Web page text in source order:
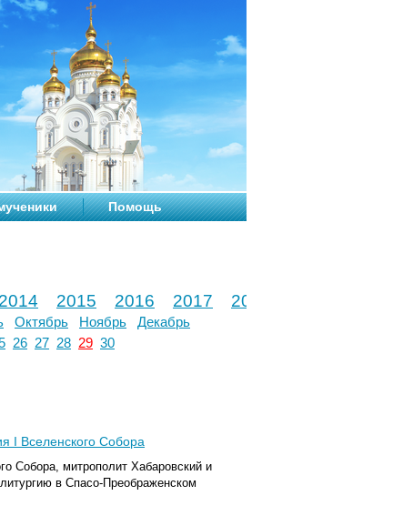
Помощь
2014 2015 2016 2017 2018
Октябрь Ноябрь
Декабрь
26 27 28 29 30
I Вселенского Собора
Собора, митрополит Хабаровский и
в Спасо-Преображенском